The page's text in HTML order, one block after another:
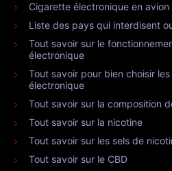
Cigarette électronique en avion
Liste des pays qui interdisent
Tout savoir sur le
électronique
Tout savoir pour bien choisir
électronique
Tout savoir sur la composition
Tout savoir sur la nicotine
Tout savoir sur les sels de
Tout savoir sur le CBD